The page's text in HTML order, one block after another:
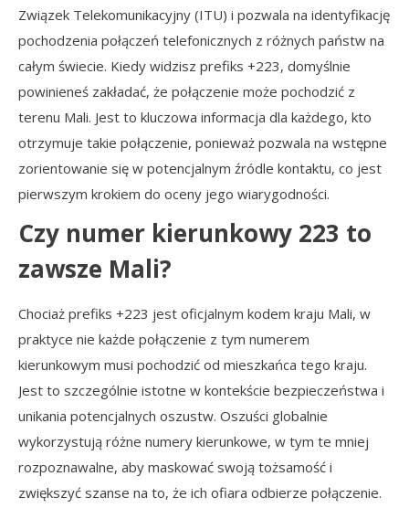
Związek Telekomunikacyjny (ITU) i pozwala na identyfikację
pochodzenia połączeń telefonicznych z różnych państw na
całym świecie. Kiedy widzisz prefiks +223, domyślnie
powinieneś zakładać, że połączenie może pochodzić z
terenu Mali. Jest to kluczowa informacja dla każdego, kto
otrzymuje takie połączenie, ponieważ pozwala na wstępne
zorientowanie się w potencjalnym źródle kontaktu, co jest
pierwszym krokiem do oceny jego wiarygodności.
Czy numer kierunkowy 223 to
zawsze Mali?
Chociaż prefiks +223 jest oficjalnym kodem kraju Mali, w
praktyce nie każde połączenie z tym numerem
kierunkowym musi pochodzić od mieszkańca tego kraju.
Jest to szczególnie istotne w kontekście bezpieczeństwa i
unikania potencjalnych oszustw. Oszuści globalnie
wykorzystują różne numery kierunkowe, w tym te mniej
rozpoznawalne, aby maskować swoją tożsamość i
zwiększyć szanse na to, że ich ofiara odbierze połączenie.